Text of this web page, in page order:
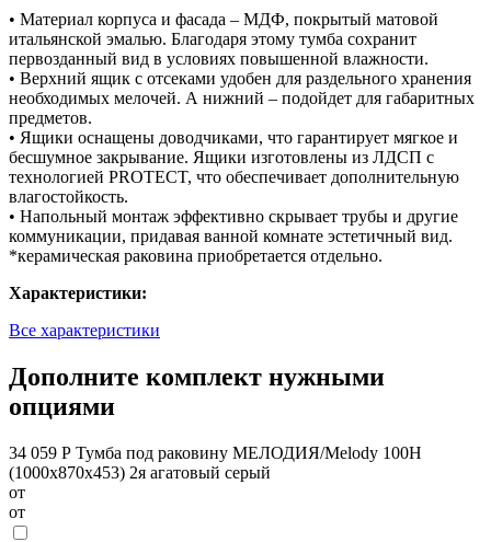
• Материал корпуса и фасада – МДФ, покрытый матовой
итальянской эмалью. Благодаря этому тумба сохранит
первозданный вид в условиях повышенной влажности.
• Верхний ящик с отсеками удобен для раздельного хранения
необходимых мелочей. А нижний – подойдет для габаритных
предметов.
• Ящики оснащены доводчиками, что гарантирует мягкое и
бесшумное закрывание. Ящики изготовлены из ЛДСП с
технологией PROTECT, что обеспечивает дополнительную
влагостойкость.
• Напольный монтаж эффективно скрывает трубы и другие
коммуникации, придавая ванной комнате эстетичный вид.
*керамическая раковина приобретается отдельно.
Характеристики:
Все характеристики
Дополните комплект нужными
опциями
34 059 Р Тумба под раковину МЕЛОДИЯ/Melody 100Н
(1000х870х453) 2я агатовый серый
от
от